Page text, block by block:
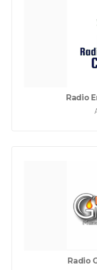
Radio
Radio